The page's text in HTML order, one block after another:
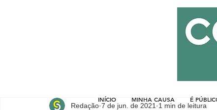
Redação 7 de jun. de 2021 1 min de leitura
INÍCIO MINHA CAUSA É